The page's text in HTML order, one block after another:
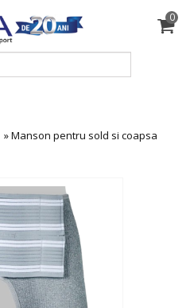
0
»Manson pentru sold si coapsa